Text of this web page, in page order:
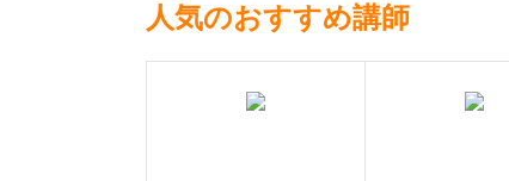
人気のおすすめ講師